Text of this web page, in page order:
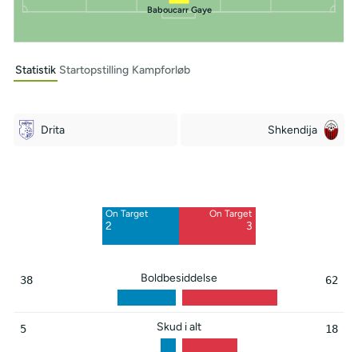
Baboucarr Gaye
Statistik Startopstilling Kampforløb
Drita Shkendija
On Target
2
On Target
3
38 Boldbesiddelse 62
5 Skud i alt 18